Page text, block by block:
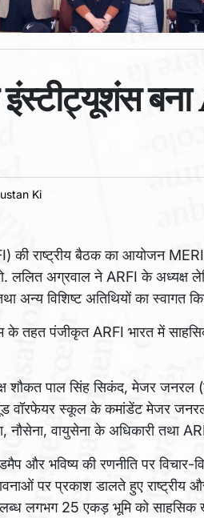
बना
Ki
की राष्ट्रीय बैठक का आयोजन
ललित अग्रवाल ने ARFI के अध्यक्ष
अन्य विशिष्ट अतिथियों का स्वागत
के तहत पंजीकृत ARFI भारत में
शौकत पाल सिंह सिकंद, मेजर जनरल
वॉरफेयर स्कूल के कमांडेंट मेजर
नौसेना, वायुसेना के अधिकारी तथा
और भविष्य की रणनीति पर
पर प्रकाश डालते हुए राष्ट्रीय
लगभग 25 एकड़ भूमि को